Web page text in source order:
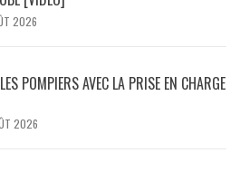
2026
POMPIERS AVEC LA PRISE EN CHARGE
2026